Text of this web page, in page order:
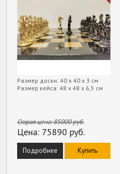
Размер доски: 40 х 40 х 3 см
Размер кейса: 48 х 48 х 6,5 см
Старая цена:85000руб.
Цена: 75890 руб.
Подробнее Купить